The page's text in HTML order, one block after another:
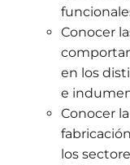
Conocer
en los
e
Conocer
los